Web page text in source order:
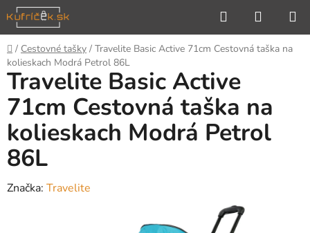
Prejsť
na
obsah
Hľadať
KOŠÍK
Domov
/ Cestovné tašky / Travelite Basic Active 71cm Cestovná taška na
kolieskach Modrá Petrol 86L
Travelite Basic Active
71cm Cestovná taška na
kolieskach Modrá Petrol
86L
Značka: Travelite